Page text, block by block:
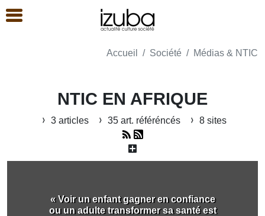
Accueil Société Médias & NTIC
NTIC EN AFRIQUE
3 articles 35 art. référéncés 8 sites
« Voir un enfant gagner en confiance
ou un adulte transformer sa santé est